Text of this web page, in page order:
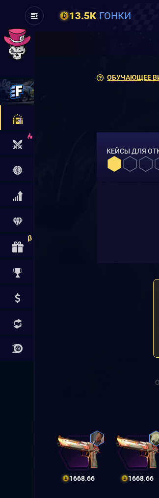
13.5K ГОНКИ
ОБУЧАЮЩЕЕ
КЕЙСЫ ДЛЯ
1668.66 1668.66